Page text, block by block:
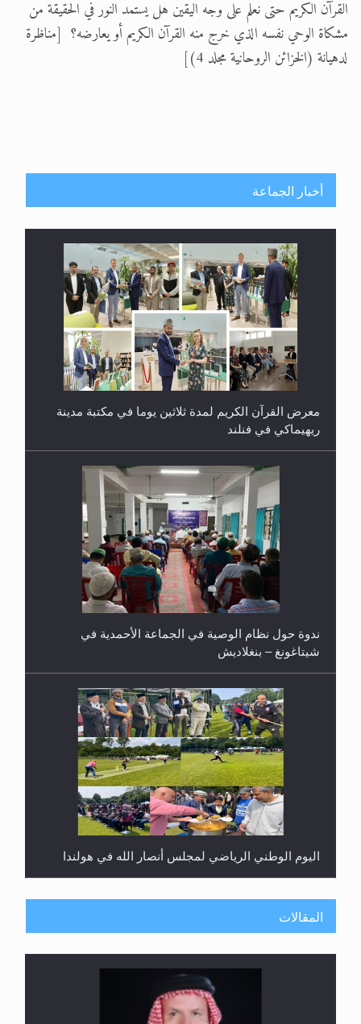
القرآن الكريم حتى نعلم على وجه اليقين هل يستمد النور في الحقيقة من
مشكاة الوحي نفسه الذي خرج منه القرآن الكريم أو يعارضه؟ [مناظرة
لدهيانة (الخزائن الروحانية مجلد 4)]
أخبار الجماعة
معرض القرآن الكريم لمدة ثلاثين يوما في مكتبة مدينة
ريهيماكي في فنلند
ندوة حول نظام الوصية في الجماعة الأحمدية في
شيتاغونغ – بنغلاديش
اليوم الوطني الرياضي لمجلس أنصار الله في هولندا
المقالات